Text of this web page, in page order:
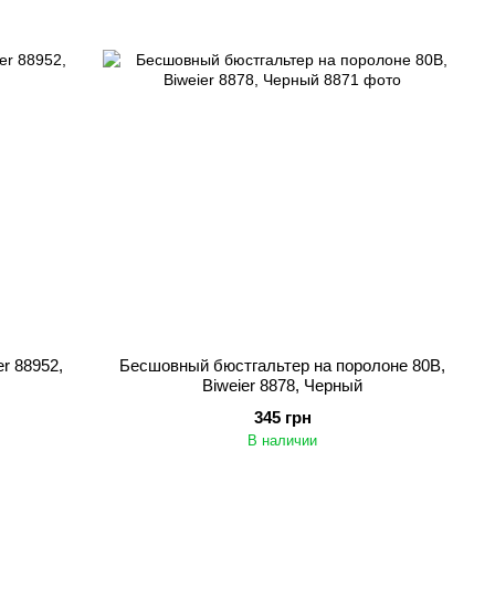
88952,
Бесшовный бюстгальтер на поролоне 80B,
Biweier 8878, Черный
345 грн
В наличии